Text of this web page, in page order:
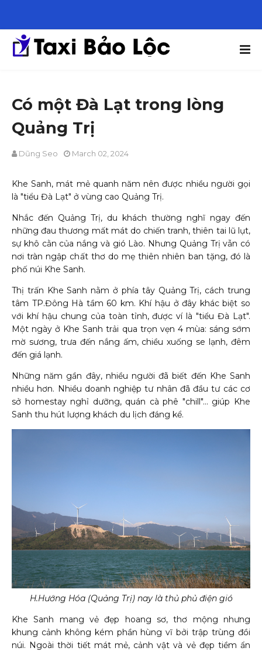
Có một Đà Lạt trong lòng
Quảng Trị
Dũng Seo March 02, 2024
Khe Sanh, mát mẻ quanh năm nên được nhiều người gọi
là "tiểu Đà Lạt" ở vùng cao Quảng Trị.
Nhắc đến Quảng Trị, du khách thường nghĩ ngay đến
những đau thương mất mát do chiến tranh, thiên tai lũ lụt,
sự khô cằn của nắng và gió Lào. Nhưng Quảng Trị vẫn có
nơi tràn ngập chất thơ do mẹ thiên nhiên ban tặng, đó là
phố núi Khe Sanh.
Thị trấn Khe Sanh nằm ở phía tây Quảng Trị, cách trung
tâm TP.Đông Hà tầm 60 km. Khí hậu ở đây khác biệt so
với khí hậu chung của toàn tỉnh, được ví là "tiểu Đà Lạt".
Một ngày ở Khe Sanh trải qua trọn vẹn 4 mùa: sáng sớm
mờ sương, trưa đến nắng ấm, chiều xuống se lạnh, đêm
đến giá lạnh.
Những năm gần đây, nhiều người đã biết đến Khe Sanh
nhiều hơn. Nhiều doanh nghiệp tư nhân đã đầu tư các cơ
sở homestay nghỉ dưỡng, quán cà phê "chill"... giúp Khe
Sanh thu hút lượng khách du lịch đáng kể.
H.Hướng Hóa (Quảng Trị) nay là thủ phủ điện gió
Khe Sanh mang vẻ đẹp hoang sơ, thơ mộng nhưng
khung cảnh không kém phần hùng vĩ bởi trập trùng đồi
núi. Ngoài thời tiết mát mẻ, cảnh vật và vẻ đẹp tiềm ẩn